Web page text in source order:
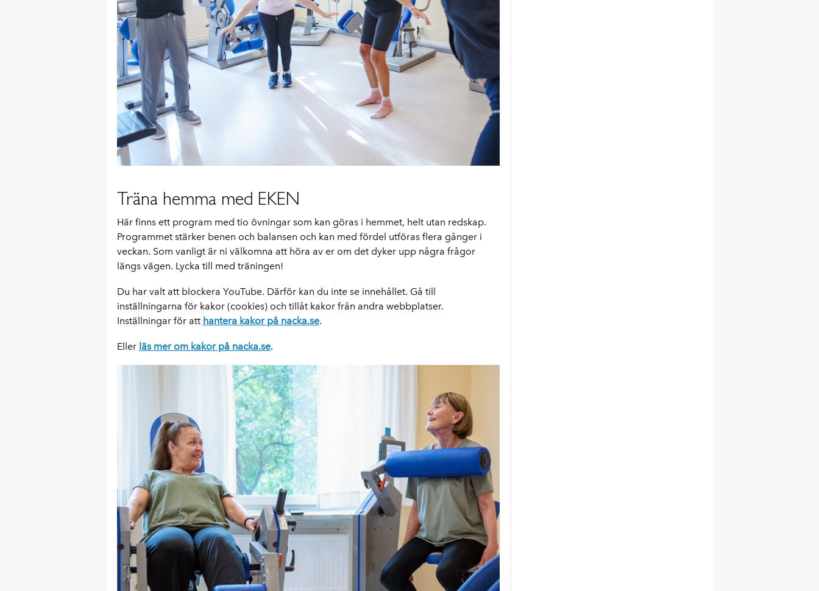
Träna hemma med EKEN
Här finns ett program med tio övningar som kan göras i hemmet, helt utan redskap.
Programmet stärker benen och balansen och kan med fördel utföras flera gånger i
veckan. Som vanligt är ni välkomna att höra av er om det dyker upp några frågor
längs vägen. Lycka till med träningen!
Du har valt att blockera YouTube. Därför kan du inte se innehållet. Gå till
inställningarna för kakor (cookies) och tillåt kakor från andra webbplatser.
Inställningar för att hantera kakor på nacka.se.
Eller läs mer om kakor på nacka.se.